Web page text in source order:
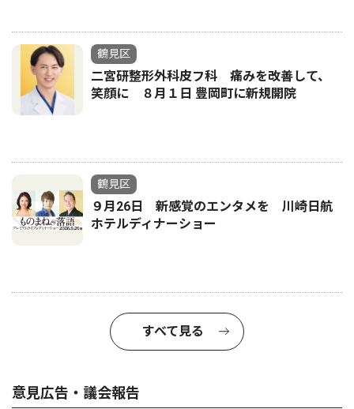
鶴見区
二宮研整形外科皮フ科 痛みを改善して、
笑顔に ８月１日 豊岡町に新規開院
鶴見区
９月26日 新感覚のエンタメを 川崎日航
ホテルディナーショー
すべて見る
意見広告・議会報告